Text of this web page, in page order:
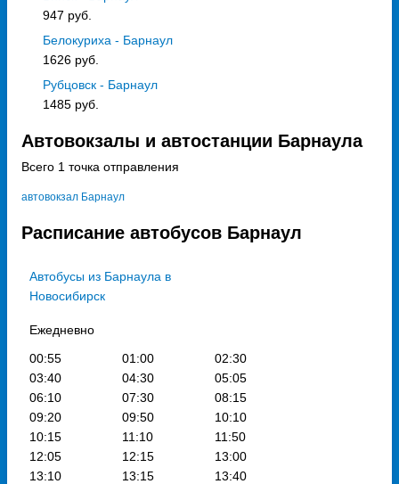
947 руб.
Белокуриха - Барнаул
1626 руб.
Рубцовск - Барнаул
1485 руб.
Автовокзалы и автостанции Барнаула
Всего 1 точка отправления
автовокзал Барнаул
Расписание автобусов Барнаул
Автобусы из Барнаула в
Новосибирск
Ежедневно
00:55
01:00
02:30
03:40
04:30
05:05
06:10
07:30
08:15
09:20
09:50
10:10
10:15
11:10
11:50
12:05
12:15
13:00
13:10
13:15
13:40